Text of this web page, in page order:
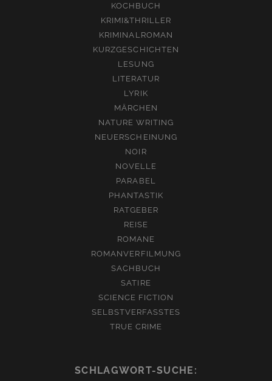
KOCHBUCH
KRIMI&THRILLER
KRIMINALROMAN
KURZGESCHICHTEN
LESUNG
LITERATUR
LYRIK
MÄRCHEN
NATURE WRITING
NEUERSCHEINUNG
NOIR
NOVELLE
PARABEL
PHANTASTIK
RATGEBER
REISE
ROMANE
ROMANVERFILMUNG
SACHBUCH
SATIRE
SCIENCE FICTION
SELBSTVERFASSTES
TRUE CRIME
SCHLAGWORT-SUCHE: